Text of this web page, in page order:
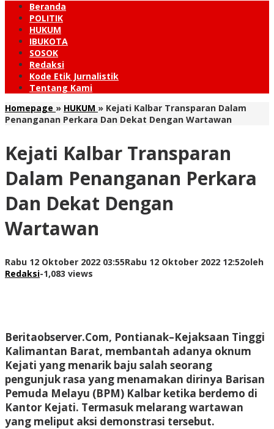
Beranda
POLITIK
HUKUM
IBUKOTA
SOSOK
Redaksi
Kode Etik Jurnalistik
Tentang Kami
Homepage » HUKUM » Kejati Kalbar Transparan Dalam
Penanganan Perkara Dan Dekat Dengan Wartawan
Kejati Kalbar Transparan
Dalam Penanganan Perkara
Dan Dekat Dengan
Wartawan
Rabu 12 Oktober 2022 03:55Rabu 12 Oktober 2022 12:52oleh
Redaksi-1,083 views
Beritaobserver.Com, Pontianak–Kejaksaan Tinggi
Kalimantan Barat, membantah adanya oknum
Kejati yang menarik baju salah seorang
pengunjuk rasa yang menamakan dirinya Barisan
Pemuda Melayu (BPM) Kalbar ketika berdemo di
Kantor Kejati. Termasuk melarang wartawan
yang meliput aksi demonstrasi tersebut.